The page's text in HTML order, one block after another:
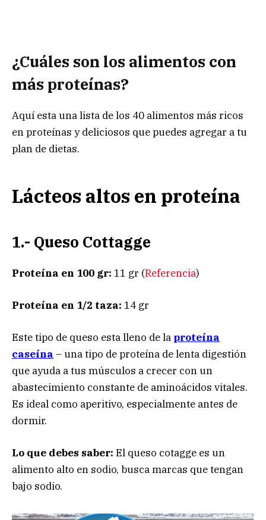
¿Cuáles son los alimentos con
más proteínas?
Aquí esta una lista de los 40 alimentos más ricos
en proteínas y deliciosos que puedes agregar a tu
plan de dietas.
Lácteos altos en proteína
1.- Queso Cottagge
Proteína en 100 gr: 11 gr (Referencia)
Proteína en 1/2 taza: 14 gr
Este tipo de queso esta lleno de la proteína
caseína – una tipo de proteína de lenta digestión
que ayuda a tus músculos a crecer con un
abastecimiento constante de aminoácidos vitales.
Es ideal como aperitivo, especialmente antes de
dormir.
Lo que debes saber: El queso cotagge es un
alimento alto en sodio, busca marcas que tengan
bajo sodio.